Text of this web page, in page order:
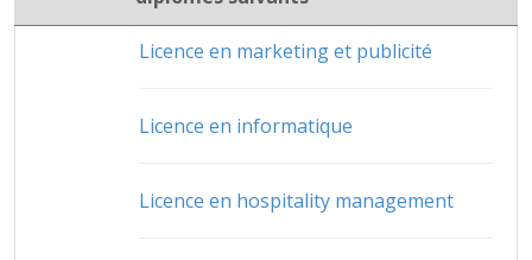
Licence en marketing et publicité
Licence en informatique
Licence en hospitality management